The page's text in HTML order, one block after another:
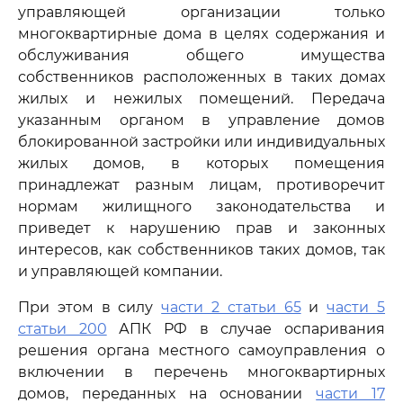
управляющей организации только
многоквартирные дома в целях содержания и
обслуживания общего имущества
собственников расположенных в таких домах
жилых и нежилых помещений. Передача
указанным органом в управление домов
блокированной застройки или индивидуальных
жилых домов, в которых помещения
принадлежат разным лицам, противоречит
нормам жилищного законодательства и
приведет к нарушению прав и законных
интересов, как собственников таких домов, так
и управляющей компании.
При этом в силучасти 2 статьи 65ичасти 5
статьи 200 АПК РФ в случае оспаривания
решения органа местного самоуправления о
включении в перечень многоквартирных
домов, переданных на основаниичасти 17